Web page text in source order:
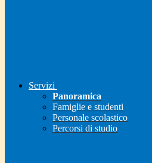
Servizi
Panoramica
Famiglie e studenti
Personale scolastico
Percorsi di studio